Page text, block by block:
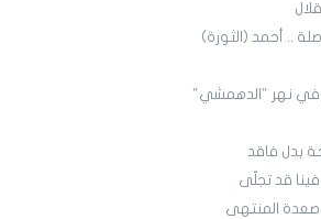
.. أحمد (الثورة)
في نهر "الدهمشي"
بدل فاقد
فينا قد تجلّى
المنتهى